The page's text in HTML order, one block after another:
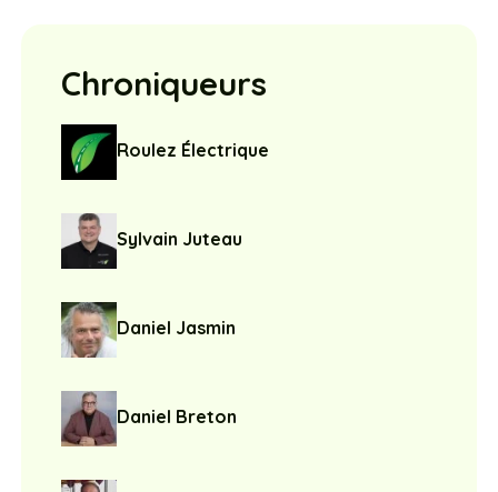
Chroniqueurs
Roulez Électrique
Sylvain Juteau
Daniel Jasmin
Daniel Breton